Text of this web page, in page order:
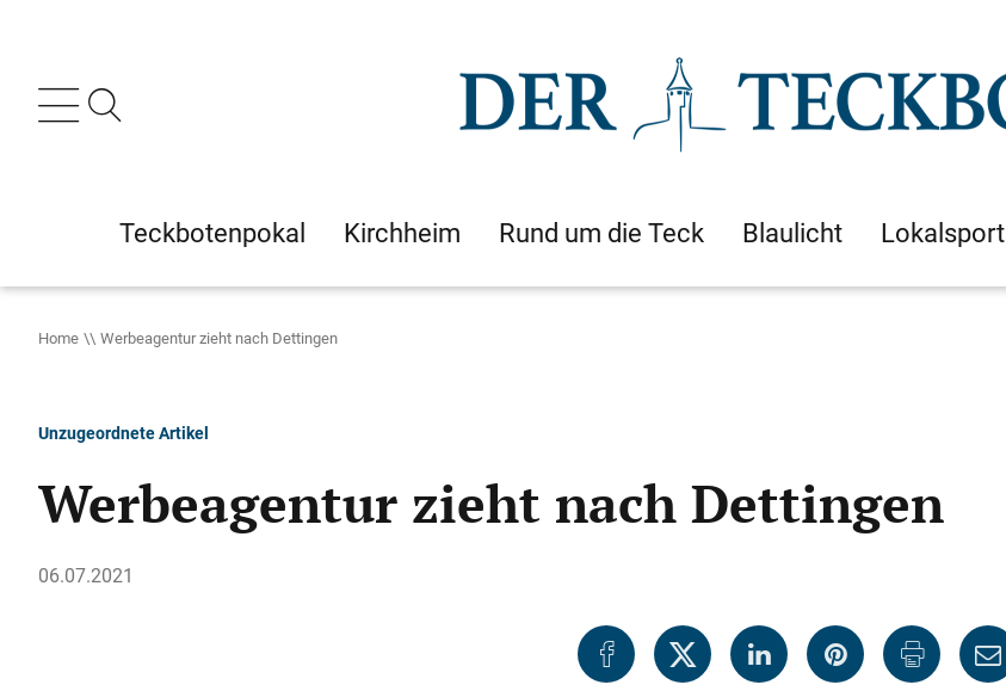
Teckbotenpokal Kirchheim Rund um die Teck Blaulicht Lokalsport
Home Werbeagentur zieht nach Dettingen
Unzugeordnete Artikel
Werbeagentur zieht nach Dettingen
06.07.2021